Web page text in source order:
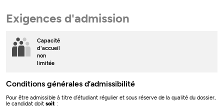
Exigences d'admission
Capacité
d'accueil
non
limitée
Conditions générales d’admissibilité
Pour être admissible à titre d’étudiant régulier et sous réserve de la qualité du dossier,
le candidat doitsoit :